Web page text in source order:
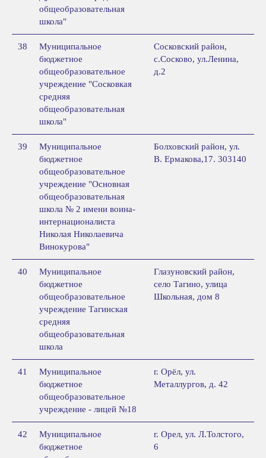
общеобразовательная
школа"
38
Муниципальное
бюджетное
общеобразовательное
учреждение "Сосковкая
средняя
общеобразовательная
школа"
Сосковский район,
с.Сосково, ул.Ленина,
д.2
39
Муниципальное
бюджетное
общеобразовательное
учреждение "Основная
общеобразовательная
школа № 2 имени воина-
интернационалиста
Николая Николаевича
Винокурова"
Болховский район, ул.
В. Ермакова,17. 303140
40
Муниципальное
бюджетное
общеобразовательное
учреждение Тагинская
средняя
общеобразовательная
школа
Глазуновский район,
село Тагино, улица
Школьная, дом 8
41
Муниципальное
бюджетное
общеобразовательное
учреждение - лицей №18
г. Орёл, ул.
Металлургов, д. 42
42
Муниципальное
бюджетное
г. Орел, ул. Л.Толстого,
6